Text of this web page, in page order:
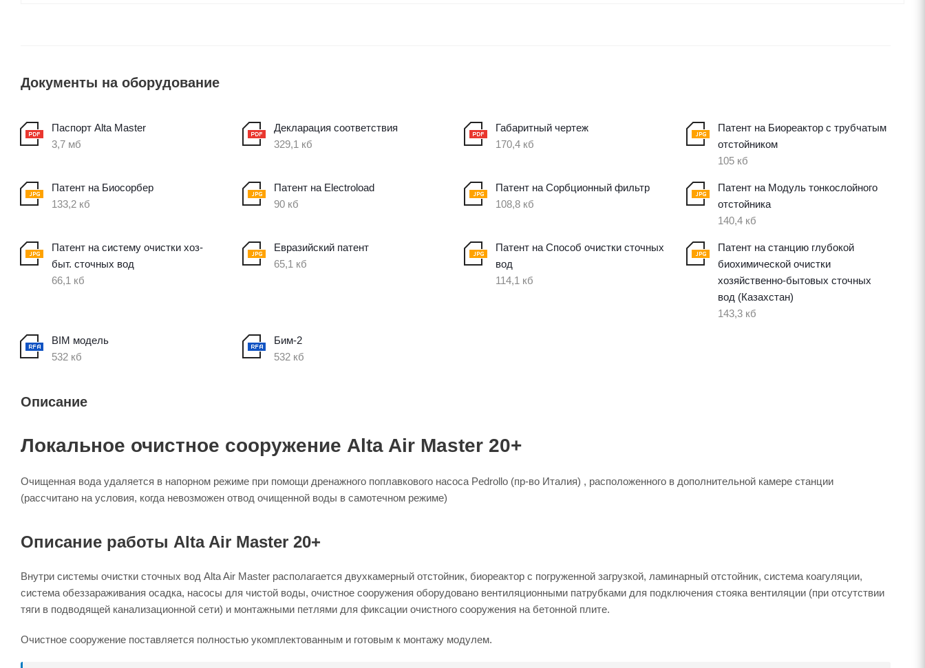
Документы на оборудование
Паспорт Alta Master
3,7 мб
Декларация соответствия
329,1 кб
Габаритный чертеж
170,4 кб
Патент на Биореактор с трубчатым
отстойником
105 кб
Патент на Биосорбер
133,2 кб
Патент на Electroload
90 кб
Патент на Сорбционный фильтр
108,8 кб
Патент на Модуль тонкослойного
отстойника
140,4 кб
Патент на систему очистки хоз-
быт. сточных вод
66,1 кб
Евразийский патент
65,1 кб
Патент на Способ очистки сточных
вод
114,1 кб
Патент на станцию глубокой
биохимической очистки
хозяйственно-бытовых сточных
вод (Казахстан)
143,3 кб
BIM модель
532 кб
Бим-2
532 кб
Описание
Локальное очистное сооружение Alta Air Master 20+
Очищенная вода удаляется в напорном режиме при помощи дренажного поплавкового насоса Pedrollo (пр-во Италия) , расположенного в дополнительной камере станции
(рассчитано на условия, когда невозможен отвод очищенной воды в самотечном режиме)
Описание работы Alta Air Master 20+
Внутри системы очистки сточных вод Alta Air Master располагается двухкамерный отстойник, биореактор с погруженной загрузкой, ламинарный отстойник, система коагуляции,
система обеззараживания осадка, насосы для чистой воды, очистное сооружения оборудовано вентиляционными патрубками для подключения стояка вентиляции (при отсутствии
тяги в подводящей канализационной сети) и монтажными петлями для фиксации очистного сооружения на бетонной плите.
Очистное сооружение поставляется полностью укомплектованным и готовым к монтажу модулем.